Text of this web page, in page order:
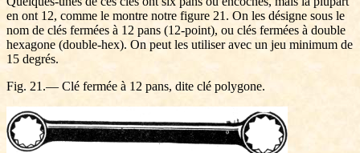
en ont 12, comme le montre notre figure 21. On les désigne sous le
nom de clés fermées à 12 pans (12-point), ou clés fermées à double
hexagone (double-hex). On peut les utiliser avec un jeu minimum de
15 degrés.
Fig. 21.— Clé fermée à 12 pans, dite clé polygone.